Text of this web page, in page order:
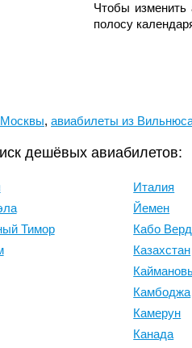
Чтобы изменить
полосу
, авиабилеты из
дешёвых авиабилетов:
Тимор
Италия
Йемен
Кабо
Казахстан
Камбоджа
Камерун
Канада